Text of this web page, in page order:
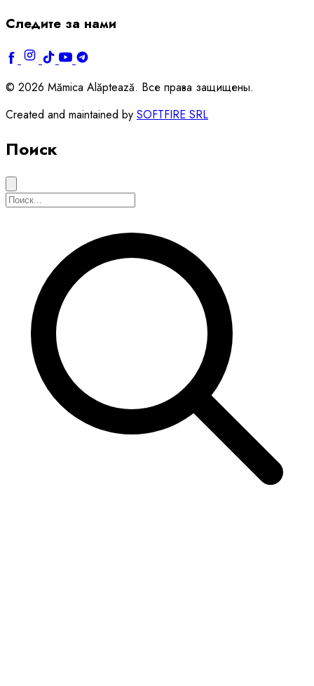
Следите за нами
© 2026 Mămica Alăptează. Все права защищены.
Created and maintained by SOFTFIRE SRL
Поиск